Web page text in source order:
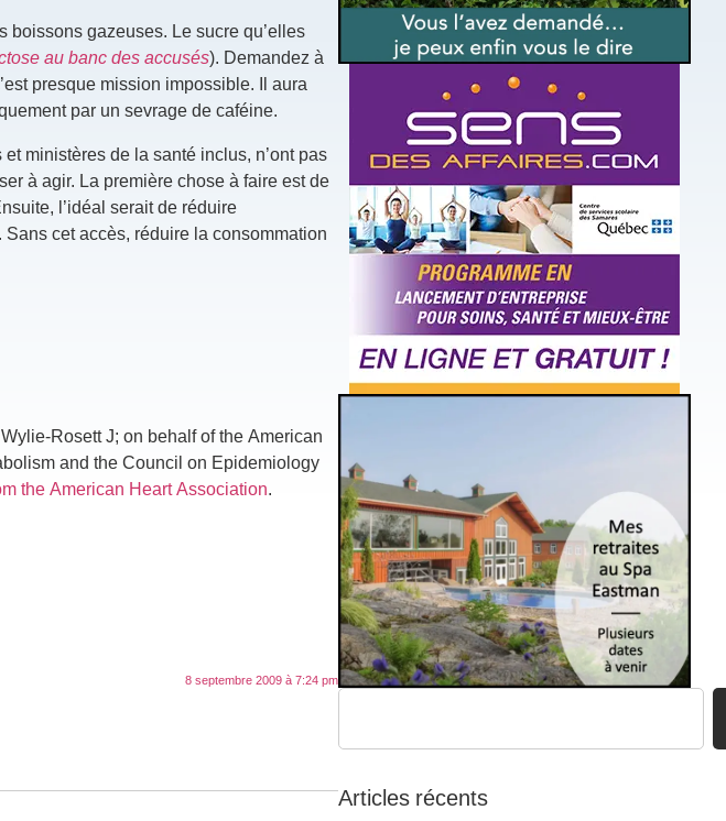
gazeuses. Le sucre qu’elles
au banc des accusés). Demandez à
presque mission impossible. Il aura
par un sevrage de caféine.
ministères de la santé inclus, n’ont pas
à agir. La première chose à faire est de
l’idéal serait de réduire
cet accès, réduire la consommation
Rosett J; on behalf of the American
and the Council on Epidemiology
the American Heart Association.
8 septembre 2009 à 7:24 pm
Articles récents